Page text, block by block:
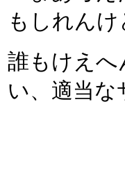
もしれん
誰もけえへ
い、適当